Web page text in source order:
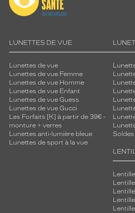
LUNETTES DE VUE
Lunettes de vue
Lunettes de vue Femme
Lunettes de vue Homme
Lunettes de vue Enfant
Lunettes de vue Guess
Lunettes de vue Gucci
Les Forfaits [K] à partir de 39€ -
monture + verres
Lunettes anti-lumière bleue
Lunettes de sport à la vue
Soldes